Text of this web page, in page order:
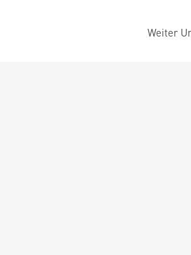
Weiter